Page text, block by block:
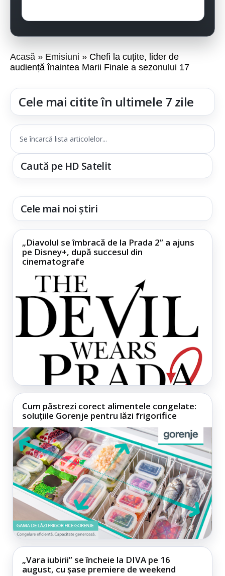
Acasă Emisiuni
Chefi la cuțite, lider de
audiență înaintea Marii Finale a sezonului 17
Cele mai citite în ultimele 7 zile
Se încarcă lista articolelor...
Caută pe HD Satelit
Cele mai noi știri
„Diavolul se îmbracă de la Prada 2” a ajuns
pe Disney+, după succesul din
cinematografe
Cum păstrezi corect alimentele congelate:
soluțiile Gorenje pentru lăzi frigorifice
„Vara iubirii” se încheie la DIVA pe 16
august, cu șase premiere de weekend